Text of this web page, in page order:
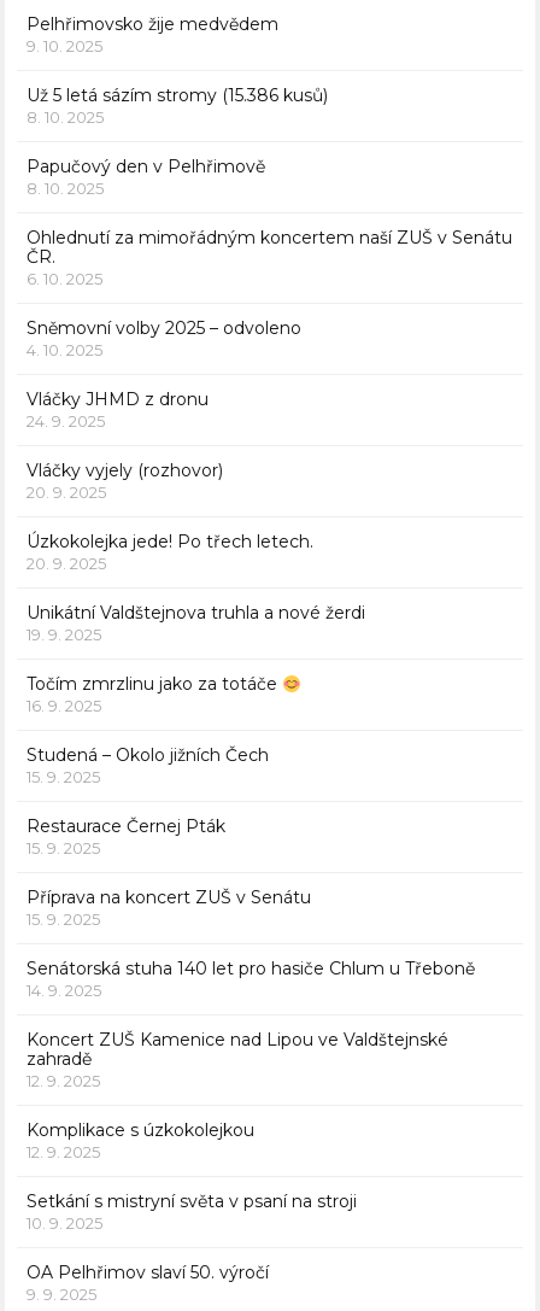
Pelhřimovsko žije medvědem
9. 10. 2025
Už 5 letá sázím stromy (15.386 kusů)
8. 10. 2025
Papučový den v Pelhřimově
8. 10. 2025
Ohlednutí za mimořádným koncertem naší ZUŠ v Senátu
ČR.
6. 10. 2025
Sněmovní volby 2025 – odvoleno
4. 10. 2025
Vláčky JHMD z dronu
24. 9. 2025
Vláčky vyjely (rozhovor)
20. 9. 2025
Úzkokolejka jede! Po třech letech.
20. 9. 2025
Unikátní Valdštejnova truhla a nové žerdi
19. 9. 2025
Točím zmrzlinu jako za totáče
16. 9. 2025
Studená – Okolo jižních Čech
15. 9. 2025
Restaurace Černej Pták
15. 9. 2025
Příprava na koncert ZUŠ v Senátu
15. 9. 2025
Senátorská stuha 140 let pro hasiče Chlum u Třeboně
14. 9. 2025
Koncert ZUŠ Kamenice nad Lipou ve Valdštejnské
zahradě
12. 9. 2025
Komplikace s úzkokolejkou
12. 9. 2025
Setkání s mistryní světa v psaní na stroji
10. 9. 2025
OA Pelhřimov slaví 50. výročí
9. 9. 2025